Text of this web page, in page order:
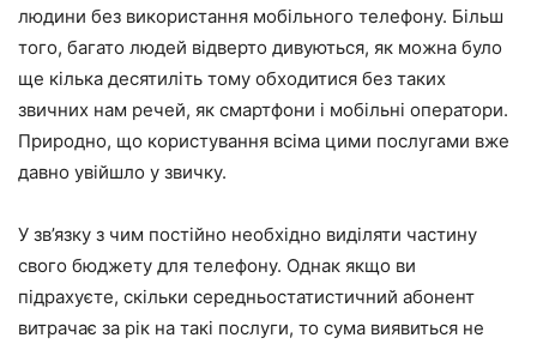
людини без використання мобільного телефону. Більш
того, багато людей відверто дивуються, як можна було
ще кілька десятиліть тому обходитися без таких
звичних нам речей, як смартфони і мобільні оператори.
Природно, що користування всіма цими послугами вже
давно увійшло у звичку.
У зв’язку з чим постійно необхідно виділяти частину
свого бюджету для телефону. Однак якщо ви
підрахуєте, скільки середньостатистичний абонент
витрачає за рік на такі послуги, то сума виявиться не